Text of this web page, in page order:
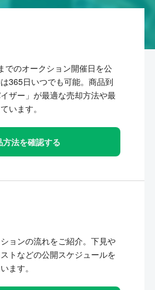
でのオークション開催日を公
365日いつでも可能。商品到
ザー」が最適な売却方法や最
います。
方法を確認する
ョンの流れをご紹介。下見や
トなどの公開スケジュールを
ます。